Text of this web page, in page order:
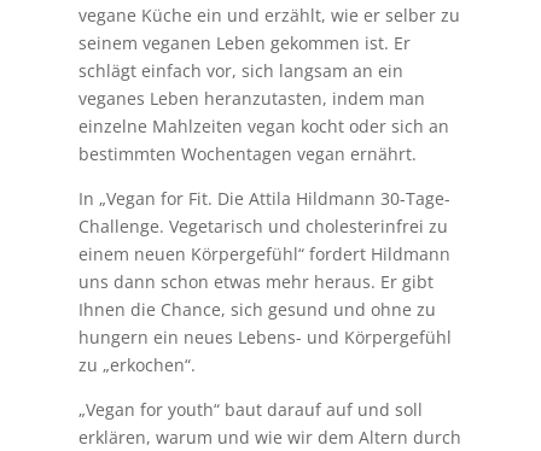
vegane Küche ein und erzählt, wie er selber zu
seinem veganen Leben gekommen ist. Er
schlägt einfach vor, sich langsam an ein
veganes Leben heranzutasten, indem man
einzelne Mahlzeiten vegan kocht oder sich an
bestimmten Wochentagen vegan ernährt.
In „Vegan for Fit. Die Attila Hildmann 30-Tage-
Challenge. Vegetarisch und cholesterinfrei zu
einem neuen Körpergefühl“ fordert Hildmann
uns dann schon etwas mehr heraus. Er gibt
Ihnen die Chance, sich gesund und ohne zu
hungern ein neues Lebens- und Körpergefühl
zu „erkochen“.
„Vegan for youth“ baut darauf auf und soll
erklären, warum und wie wir dem Altern durch